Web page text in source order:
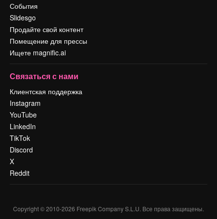
События
Slidesgo
Продайте свой контент
Помещение для прессы
Ищете magnific.ai
Связаться с нами
Клиентская поддержка
Instagram
YouTube
LinkedIn
TikTok
Discord
X
Reddit
Copyright © 2010-2026 Freepik Company S.L.U. Все права защищены.